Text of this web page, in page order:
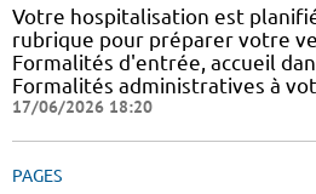
Votre hospitalisation est
rubrique pour préparer votre
Formalités d'entrée, accueil
Formalités administratives à
17/06/2026 18:20
PAGES